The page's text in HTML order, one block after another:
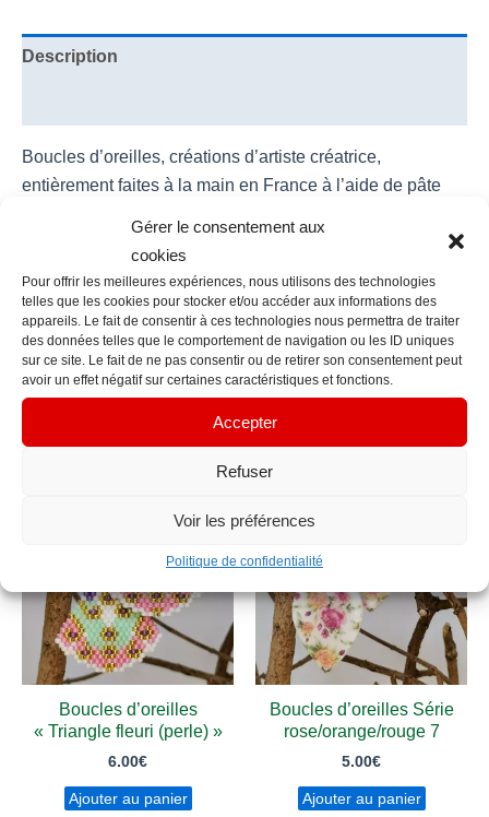
Gérer le consentement aux
cookies
Pour offrir les meilleures expériences, nous utilisons des technologies
telles que les cookies pour stocker et/ou accéder aux informations des
appareils. Le fait de consentir à ces technologies nous permettra de traiter
des données telles que le comportement de navigation ou les ID uniques
sur ce site. Le fait de ne pas consentir ou de retirer son consentement peut
avoir un effet négatif sur certaines caractéristiques et fonctions.
Accepter
Refuser
Voir les préférences
Politique de confidentialité
Description
Boucles d’oreilles, créations d’artiste créatrice,
entièrement faites à la main en France à l’aide de pâte
pouvant être légèrement différentes en raison de la
fabrication artisanale manuelle.
Produits similaires
Boucles d’oreilles
« Triangle fleuri (perle) »
6.00€
Ajouter au panier
Boucles d’oreilles Série
rose/orange/rouge 7
5.00€
Ajouter au panier